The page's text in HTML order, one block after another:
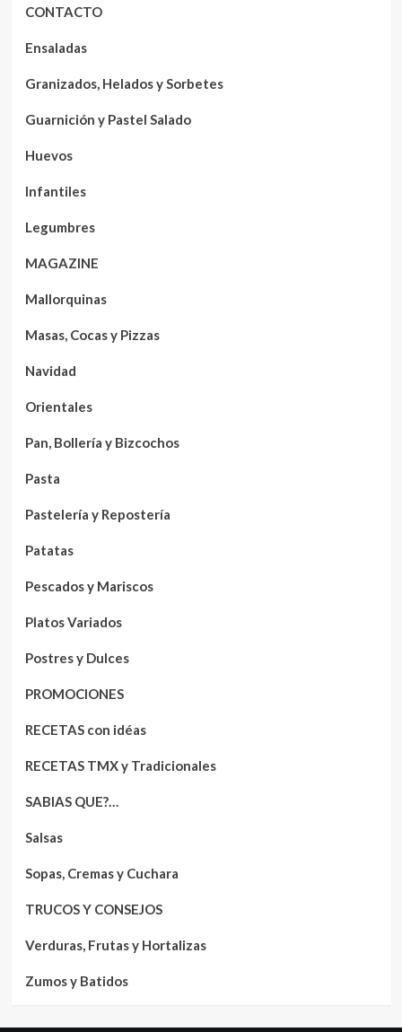
CONTACTO
Ensaladas
Granizados, Helados y Sorbetes
Guarnición y Pastel Salado
Huevos
Infantiles
Legumbres
MAGAZINE
Mallorquinas
Masas, Cocas y Pizzas
Navidad
Orientales
Pan, Bollería y Bizcochos
Pasta
Pastelería y Repostería
Patatas
Pescados y Mariscos
Platos Variados
Postres y Dulces
PROMOCIONES
RECETAS con idéas
RECETAS TMX y Tradicionales
SABIAS QUE?…
Salsas
Sopas, Cremas y Cuchara
TRUCOS Y CONSEJOS
Verduras, Frutas y Hortalizas
Zumos y Batidos